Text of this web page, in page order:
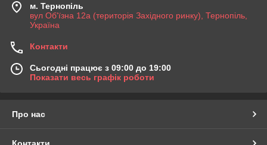
м. Тернопіль
вул Об'їзна 12а (територія Західного ринку), Тернопіль,
Україна
Контакти
Сьогодні працює з 09:00 до 19:00
Показати весь графік роботи
Про нас